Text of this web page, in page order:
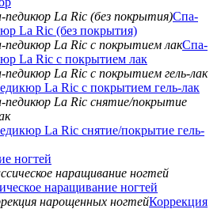
Спа-
La Ric (без покрытия)
Спа-
La Ric с покрытием лак
La Ric с покрытием гель-лак
La Ric снятие/покрытие гель-
ногтей
наращивание ногтей
Коррекция